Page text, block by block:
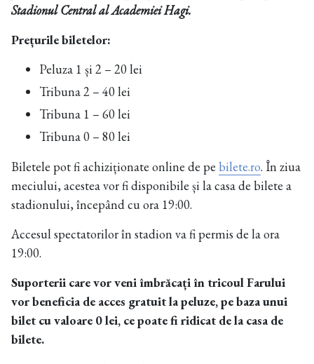
Stadionul Central al Academiei Hagi.
Prețurile biletelor:
Peluza 1 și 2 – 20 lei
Tribuna 2 – 40 lei
Tribuna 1 – 60 lei
Tribuna 0 – 80 lei
Biletele pot fi achiziționate online de pe bilete.ro. În ziua
meciului, acestea vor fi disponibile și la casa de bilete a
stadionului, începând cu ora 19:00.
Accesul spectatorilor în stadion va fi permis de la ora
19:00.
Suporterii care vor veni îmbrăcați în tricoul Farului
vor beneficia de acces gratuit la peluze, pe baza unui
bilet cu valoare 0 lei, ce poate fi ridicat de la casa de
bilete.